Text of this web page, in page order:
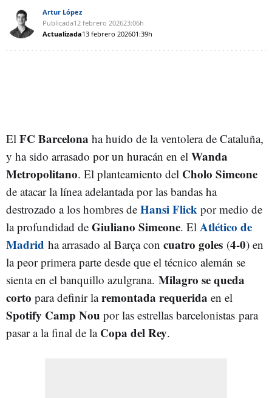
Artur López
Publicada12 febrero 202623:06h
Actualizada13 febrero 202601:39h
El FC Barcelona ha huido de la ventolera de Cataluña,
y ha sido arrasado por un huracán en el Wanda
Metropolitano. El planteamiento del Cholo Simeone
de atacar la línea adelantada por las bandas ha
destrozado a los hombres de Hansi Flick por medio de
la profundidad de Giuliano Simeone. El Atlético de
Madrid ha arrasado al Barça con cuatro goles (4-0) en
la peor primera parte desde que el técnico alemán se
sienta en el banquillo azulgrana. Milagro se queda
corto para definir laremontada requerida en el
Spotify Camp Nou por las estrellas barcelonistas para
pasar a la final de la Copa del Rey.